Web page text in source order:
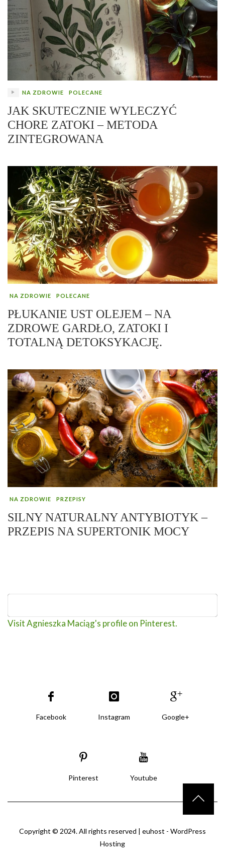
NA ZDROWIE POLECANE
JAK SKUTECZNIE WYLECZYĆ
CHORE ZATOKI – METODA
ZINTEGROWANA
NA ZDROWIE POLECANE
PŁUKANIE UST OLEJEM – NA
ZDROWE GARDŁO, ZATOKI I
TOTALNĄ DETOKSYKACJĘ.
NA ZDROWIE PRZEPISY
SILNY NATURALNY ANTYBIOTYK –
PRZEPIS NA SUPERTONIK MOCY
Visit Agnieszka Maciąg's profile on Pinterest.
Facebook Instagram Google+
Pinterest Youtube
Copyright © 2024. All rights reserved | euhost - WordPress
Hosting